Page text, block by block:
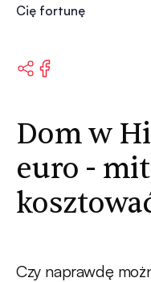
Cię fortunę
Dom w
euro -
Czy naprawdę